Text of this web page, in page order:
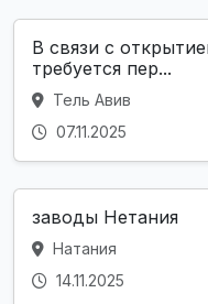
В связи с
требуется пер...
Тель Авив
07.11.2025
заводы Нетания
Натания
14.11.2025